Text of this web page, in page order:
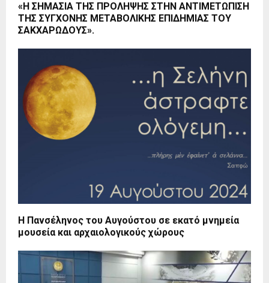
«Η ΣΗΜΑΣΙΑ ΤΗΣ ΠΡΟΛΗΨΗΣ ΣΤΗΝ ΑΝΤΙΜΕΤΩΠΙΣΗ
ΤΗΣ ΣΥΓΧΟΝΗΣ ΜΕΤΑΒΟΛΙΚΗΣ ΕΠΙΔΗΜΙΑΣ ΤΟΥ
ΣΑΚΧΑΡΩΔΟΥΣ».
Η Πανσέληνος του Αυγούστου σε εκατό μνημεία
μουσεία και αρχαιολογικούς χώρους